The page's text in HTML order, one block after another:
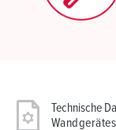
Technische